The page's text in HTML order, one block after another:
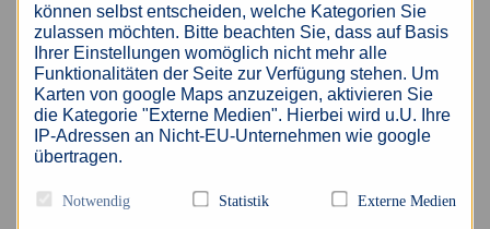
📞 03447 3744411
📱 0157 73 73 74 32
📧 altenburg@akzent-personal.de
🌐www.akzent-personal.de/jobs-in-
Altenburg
können selbst entscheiden, welche Kategorien Sie
zulassen möchten. Bitte beachten Sie, dass auf Basis
Ihrer Einstellungen womöglich nicht mehr alle
Funktionalitäten der Seite zur Verfügung stehen. Um
Karten von google Maps anzuzeigen, aktivieren Sie
die Kategorie "Externe Medien". Hierbei wird u.U. Ihre
IP-Adressen an Nicht-EU-Unternehmen wie google
übertragen.
Notwendig Statistik Externe Medien